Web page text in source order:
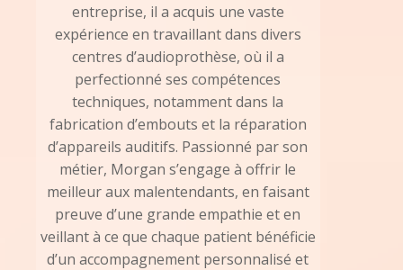
entreprise, il a acquis une vaste
expérience en travaillant dans divers
centres d’audioprothèse, où il a
perfectionné ses compétences
techniques, notamment dans la
fabrication d’embouts et la réparation
d’appareils auditifs. Passionné par son
métier, Morgan s’engage à offrir le
meilleur aux malentendants, en faisant
preuve d’une grande empathie et en
veillant à ce que chaque patient bénéficie
d’un accompagnement personnalisé et